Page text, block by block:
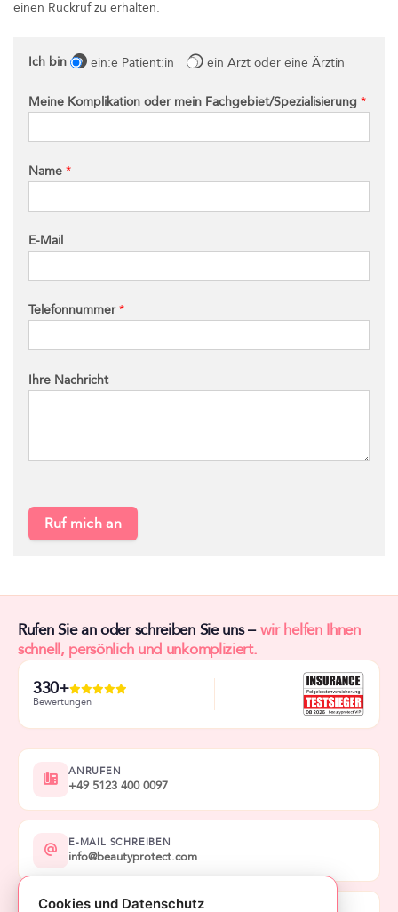
Cookies und Datenschutz
einen Rückruf zu erhalten.
Ich bin ein:e Patient:in ein Arzt oder eine Ärztin
Meine Komplikation oder mein Fachgebiet/Spezialisierung *
Name *
E-Mail
Telefonnummer*
Ihre Nachricht
Ruf mich an
Rufen Sie an oder schreiben Sie uns –wir helfen Ihnen
schnell, persönlich und unkompliziert.
330+
Bewertungen
ANRUFEN
+49 5123 400 0097
E-MAIL SCHREIBEN
info@beautyprotect.com